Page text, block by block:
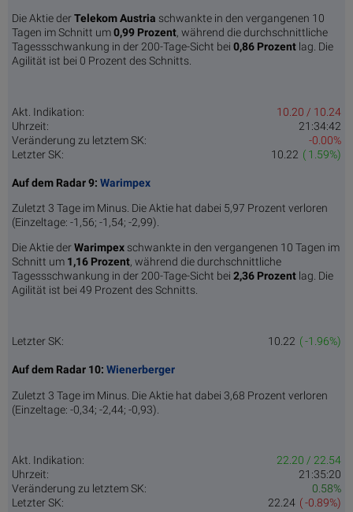
Die Aktie derTelekom Austria schwankte in den vergangenen 10
Tagen im Schnitt um0,99 Pro­zent, während die durchschnittliche
Tagessschwankung in der 200-Tage-Sicht bei 0,86 Prozent lag. Die
Agilität ist bei 0 Prozent des Schnitts.
Akt. Indikation:
10.20 / 10.24
Uhrzeit:
21:34:42
Veränderung zu letztem SK:
-0.00%
Letzter SK:
( 1.59%)
10.22
Auf dem Radar 9: Warimpex
Zuletzt 3 Tage im Minus. Die Aktie hat dabei 5,97 Prozent verloren
(Einzeltage: -1,56; -1,54; -2,99).
Die Aktie derWarimpex schwankte in den vergangenen 10 Tagen im
Schnitt um 1,16 Pro­zent, während die durchschnittliche
Tagessschwankung in der 200-Tage-Sicht bei 2,36 Prozent lag. Die
Agilität ist bei 49 Prozent des Schnitts.
Letzter SK: ( -1.96%)
10.22
Auf dem Radar 10: Wienerberger
Zuletzt 3 Tage im Minus. Die Aktie hat dabei 3,68 Prozent verloren
(Einzeltage: -0,34; -2,44; -0,93).
Akt. Indikation:
22.20 / 22.54
Uhrzeit:
21:35:20
Veränderung zu letztem SK:
0.58%
Letzter SK:
( -0.89%)
22.24